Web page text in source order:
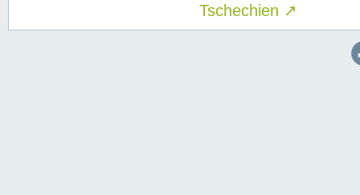
Tschechien ↗